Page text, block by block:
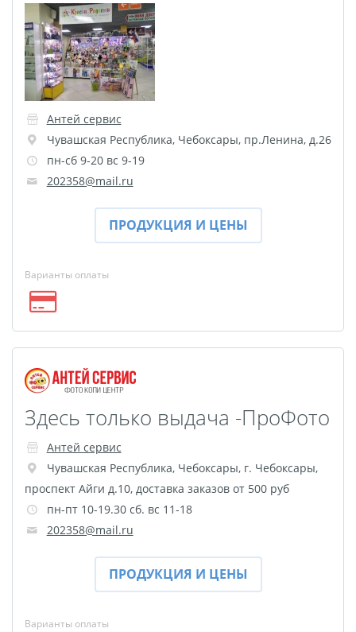
Фотокнига 56
Spotify Glass
ДЕМО ДЕМО
Рекламные конструкции
Обложки для авто
документов
Дизайн фотокниг
вакцинации
Оживающая трек
пластинка
Фреймы в фоторамках
Ламинирование
Фотокарточки в стиле
Инстаграм
Гекса История
Календарь на холсте
Новогодние мешки для
подарков
Антей сервис
Чувашская Республика, Чебоксары, пр.Ленина, д.26
пн-сб 9-20 вс 9-19
202358@mail.ru
ПРОДУКЦИЯ И ЦЕНЫ
Варианты оплаты
Здесь только выдача -ПроФото
Антей сервис
Чувашская Республика, Чебоксары, г. Чебоксары,
проспект Айги д.10, доставка заказов от 500 руб
пн-пт 10-19.30 сб. вс 11-18
202358@mail.ru
ПРОДУКЦИЯ И ЦЕНЫ
Варианты оплаты